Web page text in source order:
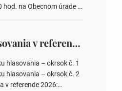
hod. na Obecnom úrade v
3. Určenie volebných
obecných
poslancov obecných
4. Schválenie odpredaja
–…
Výsledky hlasovania v referende 2026
hlasovania – okrsok č. 1
hlasovania – okrsok č. 2
v referende 2026: